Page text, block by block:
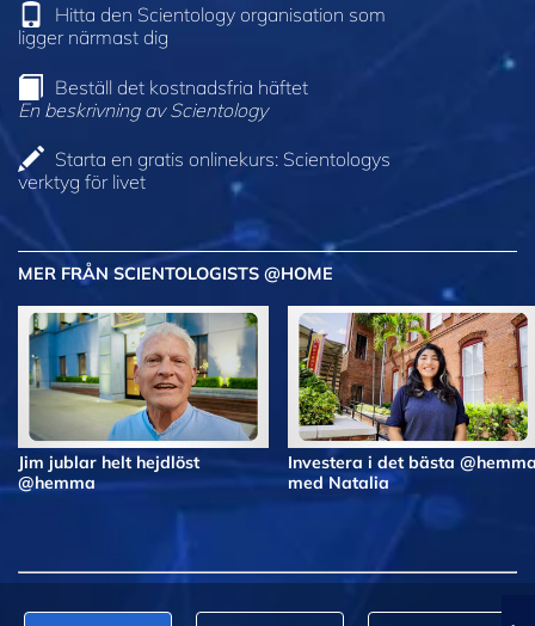
Hitta den Scientology organisation som
ligger närmast dig
Beställ det kostnadsfria häftet
En beskrivning av Scientology
Starta en gratis onlinekurs: Scientologys
verktyg för livet
MER FRÅN SCIENTOLOGISTS @HOME
Jim jublar helt hejdlöst
@hemma
Investera i det bästa
med Natalia